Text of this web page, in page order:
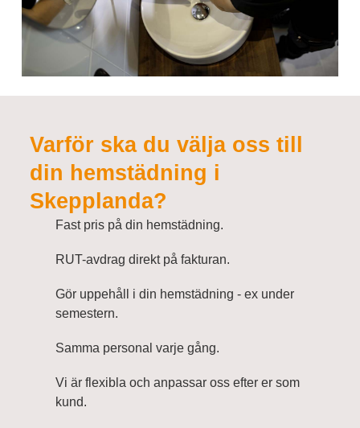
Varför ska du välja oss till
din hemstädning i
Skepplanda?
Fast pris på din hemstädning.
RUT-avdrag direkt på fakturan.
Gör uppehåll i din hemstädning - ex under
semestern.
Samma personal varje gång.
Vi är flexibla och anpassar oss efter er som
kund.